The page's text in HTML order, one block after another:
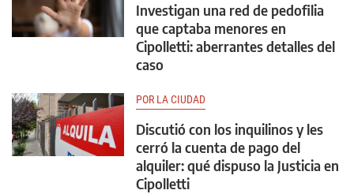
Investigan una red de pedofilia
que captaba menores en
Cipolletti: aberrantes detalles del
caso
POR LA CIUDAD
Discutió con los inquilinos y les
cerró la cuenta de pago del
alquiler: qué dispuso la Justicia en
Cipolletti